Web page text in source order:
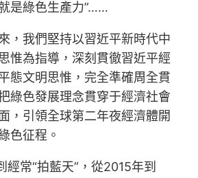
是綠色生產力”……
，我們堅持以習近平新時代中
惟為指導，深刻貫徹習近平經
態文明思惟，完全準確周全貫
綠色發展理念貫穿于經濟社會
，引領全球第二年夜經濟體開
色征程。
經常“拍藍天”，從2015年到